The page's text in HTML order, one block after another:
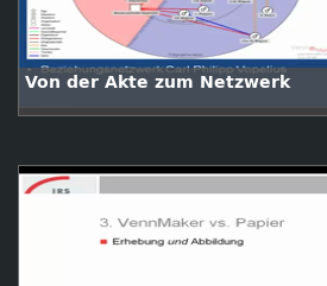
Von der Akte zum Netzwerk